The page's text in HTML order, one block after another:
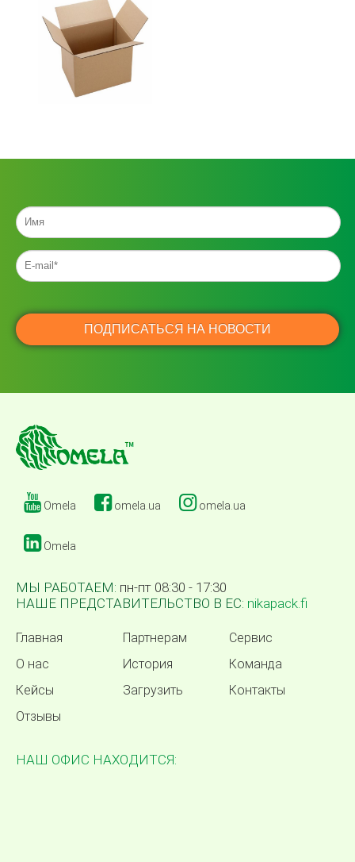
Omela omela.ua omela.ua
Omela
МЫ РАБОТАЕМ: пн-пт 08:30 - 17:30
НАШЕ ПРЕДСТАВИТЕЛЬСТВО В ЕС: nikapack.fi
Главная Партнерам
Сервис
О нас
История
Команда
Кейсы
Загрузить
Контакты
Отзывы
НАШ ОФИС НАХОДИТСЯ: